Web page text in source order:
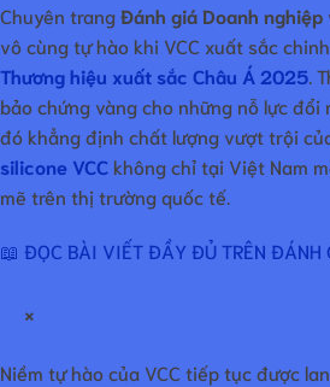
Chuyên trangĐánh giá Doanh nghiệp
vô cùng tự hào khi VCC xuất sắc
Thương hiệu xuất sắc Châu Á 2025 .
bảo chứng vàng cho những nỗ lực đổi
đó khẳng định chất lượng vượt trội
silicone VCC không chỉ tại Việt Nam
mẽ trên thị trường quốc tế.
📖 ĐỌC BÀI VIẾT ĐẦY ĐỦ TRÊN ĐÁNH
×
Niềm tự hào của VCC tiếp tục được